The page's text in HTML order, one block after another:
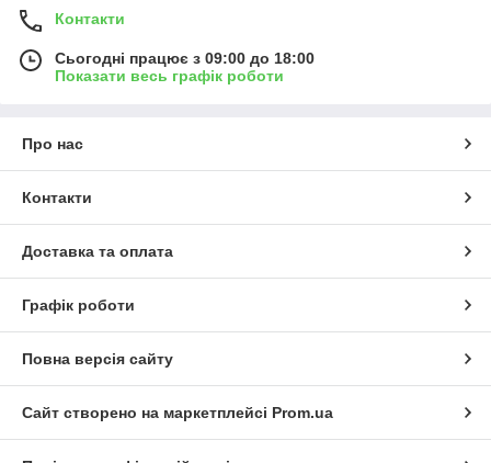
Контакти
Сьогодні працює з 09:00 до 18:00
Показати весь графік роботи
Про нас
Контакти
Доставка та оплата
Графік роботи
Повна версія сайту
Сайт створено на маркетплейсі Prom.ua